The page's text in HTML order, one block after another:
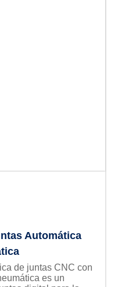
Automática
de juntas CNC con
es un